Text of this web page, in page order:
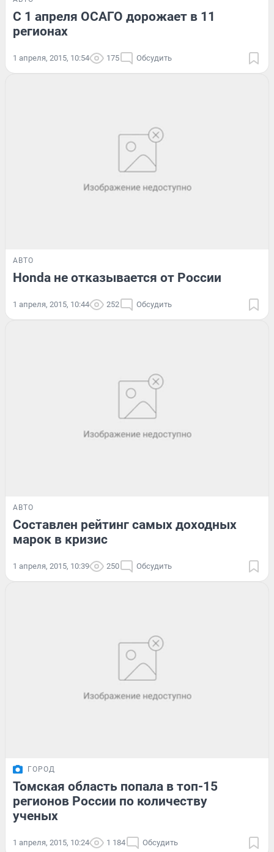
С 1 апреля ОСАГО дорожает в 11
регионах
1 апреля, 2015, 10:54 175 Обсудить
АВТО
Honda не отказывается от России
1 апреля, 2015, 10:44 252 Обсудить
АВТО
Составлен рейтинг самых доходных
марок в кризис
1 апреля, 2015, 10:39 250 Обсудить
ГОРОД
Томская область попала в топ-15
регионов России по количеству
ученых
1 апреля, 2015, 10:24 1 184 Обсудить